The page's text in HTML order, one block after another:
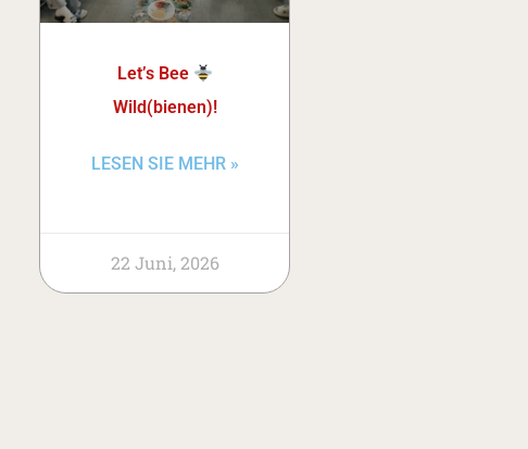
Let’s Bee
Wild(bienen)!
LESEN SIE MEHR »
22 Juni, 2026